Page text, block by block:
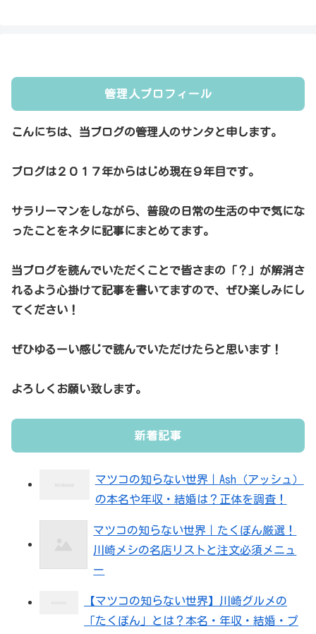
管理人プロフィール
こんにちは、当ブログの管理人のサンタと申します。
ブログは２０１７年からはじめ現在９年目です。
サラリーマンをしながら、普段の日常の生活の中で気にな
ったことをネタに記事にまとめてます。
当ブログを読んでいただくことで皆さまの「？」が解消さ
れるよう心掛けて記事を書いてますので、ぜひ楽しみにし
てください！
ぜひゆるーい感じで読んでいただけたらと思います！
よろしくお願い致します。
新着記事
マツコの知らない世界｜Ash（アッシュ）
の本名や年収・結婚は？正体を調査！
マツコの知らない世界｜たくぽん厳選！
川崎メシの名店リストと注文必須メニュ
ー
【マツコの知らない世界】川崎グルメの
「たくぽん」とは？本名・年収・結婚・プ